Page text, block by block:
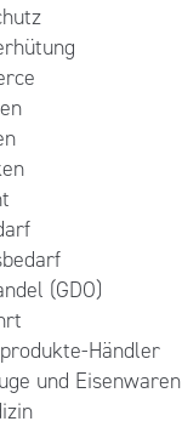
(GDO)
Händler
und Eisenwaren